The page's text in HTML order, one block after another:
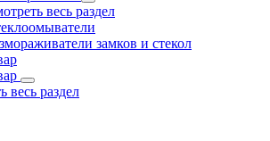
весь раздел
замков и стекол
весь раздел